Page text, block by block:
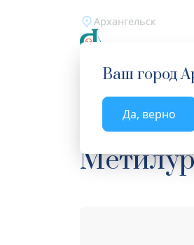
Архангельск
Ваш город
Да, верно
Главная Каталог